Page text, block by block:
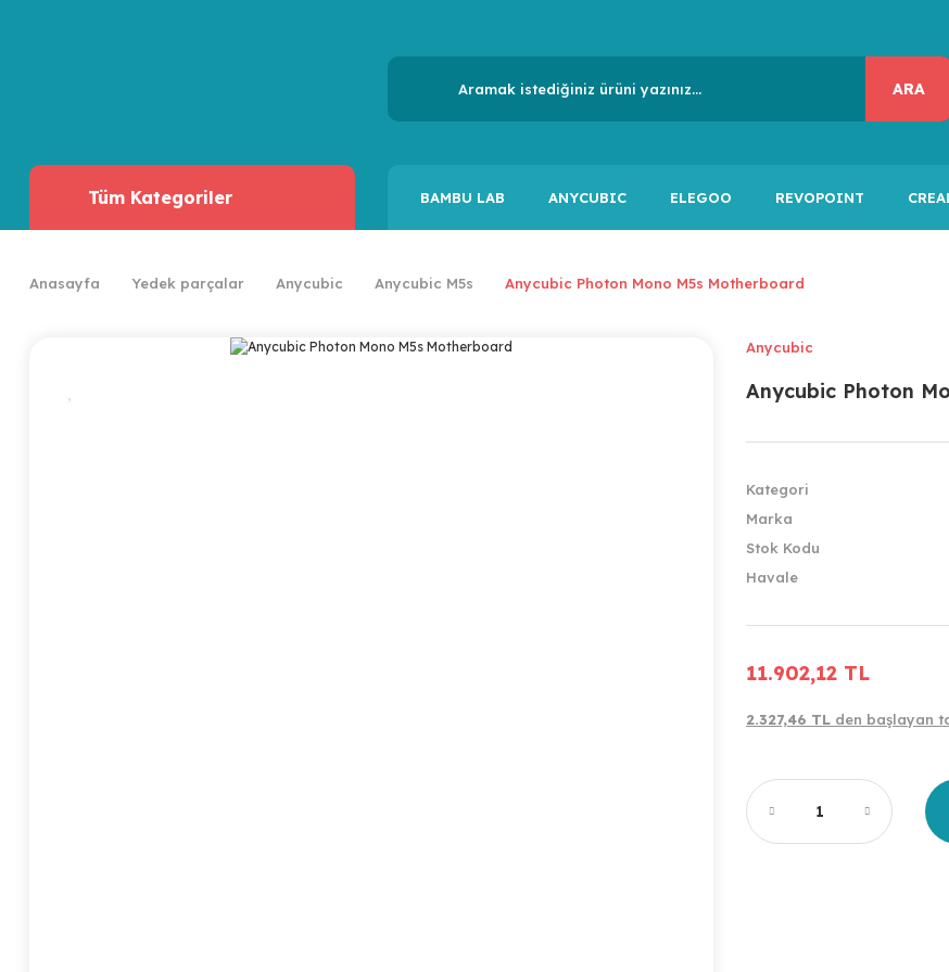
ARA
Tüm Kategoriler BAMBU LAB ANYCUBIC ELEGOO REVOPOINT
Anasayfa Yedek parçalar Anycubic Anycubic M5s Anycubic Photon Mono M5s Motherboard
Anycubic
Anycubic Photon
Kategori
Marka
Stok Kodu
Havale
11.902,12 TL
2.327,46 TL den başlayan